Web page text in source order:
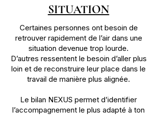
SITUATION
Certaines personnes ont besoin de
retrouver rapidement de l’air dans une
situation devenue trop lourde.
D’autres ressentent le besoin d’aller plus
loin et de reconstruire leur place dans le
travail de manière plus alignée.
Le bilan NEXUS permet d’identifier
l’accompagnement le plus adapté à ton